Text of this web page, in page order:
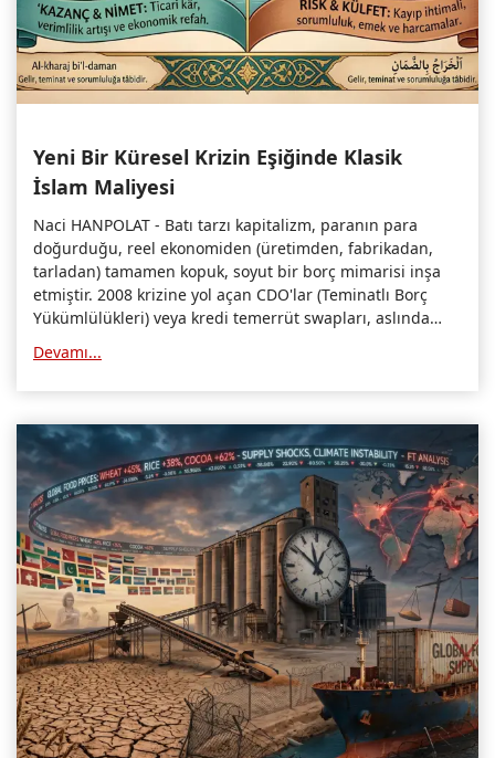
Yeni Bir Küresel Krizin Eşiğinde Klasik
İslam Maliyesi
Naci HANPOLAT - Batı tarzı kapitalizm, paranın para
doğurduğu, reel ekonomiden (üretimden, fabrikadan,
tarladan) tamamen kopuk, soyut bir borç mimarisi inşa
etmiştir. 2008 krizine yol açan CDO'lar (Teminatlı Borç
Yükümlülükleri) veya kredi temerrüt swapları, aslında
borcun borçlandırılarak katlanmasıyla oluşan devasa
sanal köpüklerdi.
Devamı...